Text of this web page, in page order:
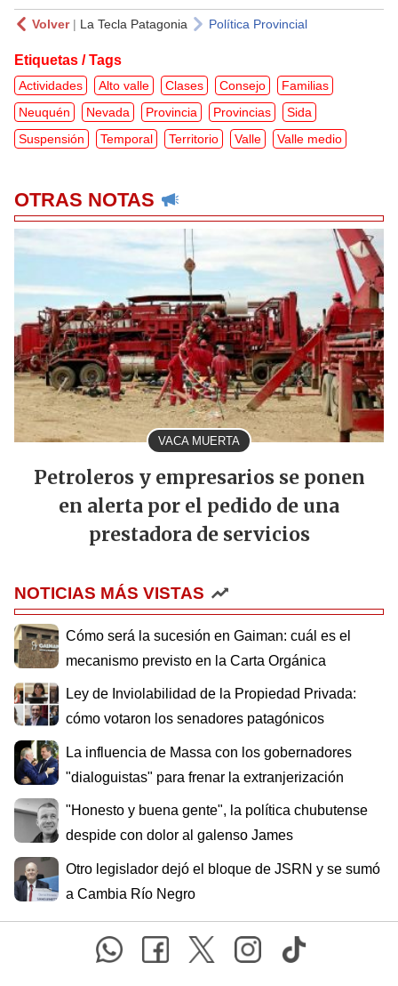
Volver| La Tecla Patagonia Política Provincial
Etiquetas / Tags
Actividades Alto valle Clases Consejo
Familias
Neuquén
Nevada Provincia Provincias
Sida
Suspensión
Temporal Territorio Valle Valle medio
OTRAS NOTAS
VACA MUERTA
Petroleros y empresarios se ponen
en alerta por el pedido de una
prestadora de servicios
NOTICIAS MÁS VISTAS
Cómo será la sucesión en Gaiman: cuál es el
mecanismo previsto en la Carta Orgánica
Ley de Inviolabilidad de la Propiedad Privada:
cómo votaron los senadores patagónicos
La influencia de Massa con los gobernadores
"dialoguistas" para frenar la extranjerización
"Honesto y buena gente", la política chubutense
despide con dolor al galenso James
Otro legislador dejó el bloque de JSRN y se sumó
a Cambia Río Negro